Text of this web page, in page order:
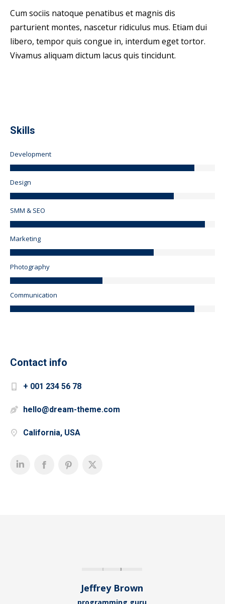
Cum sociis natoque penatibus et magnis dis
parturient montes, nascetur ridiculus mus. Etiam dui
libero, tempor quis congue in, interdum eget tortor.
Vivamus aliquam dictum lacus quis tincidunt.
Skills
Development
Design
SMM & SEO
Marketing
Photography
Communication
Contact info
+ 001 234 56 78
hello@dream-theme.com
California, USA
Jeffrey Brown